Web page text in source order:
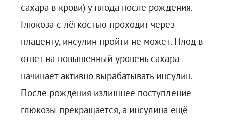
сахара в крови) у плода после рождения.
Глюкоза с лёгкостью проходит через
плаценту, инсулин пройти не может. Плод в
ответ на повышенный уровень сахара
начинает активно вырабатывать инсулин.
После рождения излишнее поступление
глюкозы прекращается, а инсулина ещё